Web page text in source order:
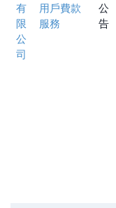
有
限
公
司
用戶費款
服務
公
告